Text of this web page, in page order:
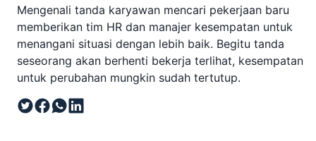
Mengenali tanda karyawan mencari pekerjaan baru
memberikan tim HR dan manajer kesempatan untuk
menangani situasi dengan lebih baik. Begitu tanda
seseorang akan berhenti bekerja terlihat, kesempatan
untuk perubahan mungkin sudah tertutup.